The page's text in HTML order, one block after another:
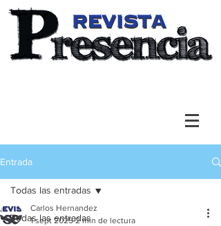
Entrada
Todas las entradas
Todas las entradas
Carlos Hernandez
1 sept 2025 2 min de lectura